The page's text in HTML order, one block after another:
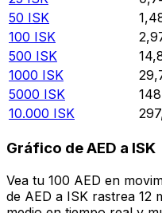
50 ISK
100 ISK
500 ISK
1000 ISK
5000 ISK
10.000 ISK
Gráfico de AED a ISK
Vea tu 100 AED en
de AED a ISK rastrea 12